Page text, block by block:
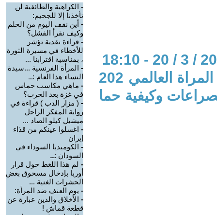
المحور: ملف 8 اذار / مارس يوم المراة العالمي 202
وكيفية حما
- الكراهية والطائفية لن
تأخذنا إلا للجحيم:
- أين نقف اليوم من الحلم
وكيف نقرأ الفشل؟
- قراءة نقدية تؤشر
للأخطاء في مسيرة الثورة
، بمناسبة اقترابنا ...
- المرأة الفرنسية ...سيدة
النساء هذا العام :ــ
- ماهي مكاسب حماس
في غزة بعد الحرب؟
- ( مزار الدب ) قراءة في
رواية المفكر الراحل
ميشيل كيلو الصاد ...
- اغسلوا عينكم من قذاء
إيران
- الكوميديا السوداء في
السودان :ــ
- لم هذا اللغط حول قرار
أوربا بإدخال مسحوق بعض
الحشرات الغنية ...
- يوم العنف ضد المرأة:
- الأخلاق والدين عبارة عن
قطعة قماش !